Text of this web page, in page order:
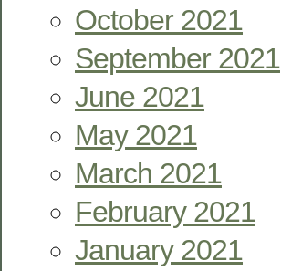
October 2021
September 2021
June 2021
May 2021
March 2021
February 2021
January 2021